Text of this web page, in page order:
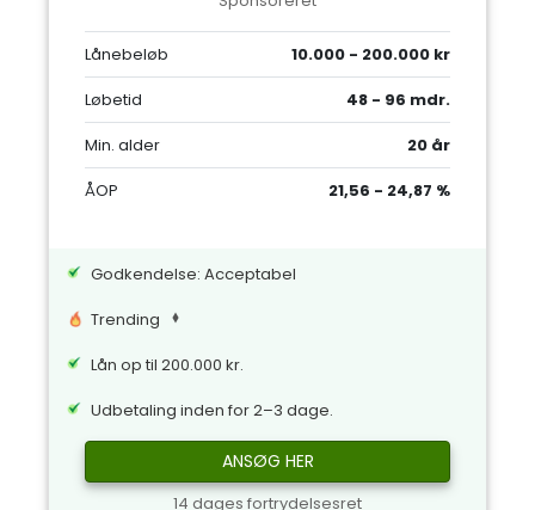
Lånebeløb
10.000 - 200.000 kr
Løbetid
48 - 96 mdr.
Min. alder
20 år
ÅOP
21,56 - 24,87 %
Godkendelse: Acceptabel
Trending
Lån op til 200.000 kr.
Udbetaling inden for 2–3 dage.
ANSØG HER
14 dages fortrydelsesret